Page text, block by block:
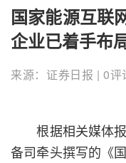
国家能源互联
企业已着手布
来源：证券日报 | 0评
根据相关媒体报
备司牵头撰写的《